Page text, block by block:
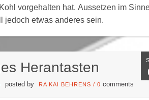
vorgehalten hat. Aussetzen im
jedoch etwas anderes sein.
Herantasten
posted by RA KAI BEHRENS / 0 comments